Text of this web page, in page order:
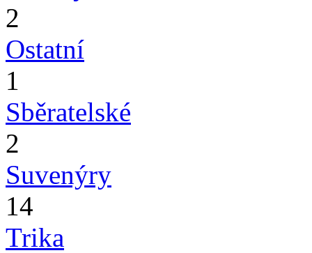
2
Ostatní
1
Sběratelské
2
Suvenýry
14
Trika